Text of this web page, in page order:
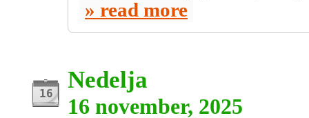
read more
Nedelja
16 november, 2025